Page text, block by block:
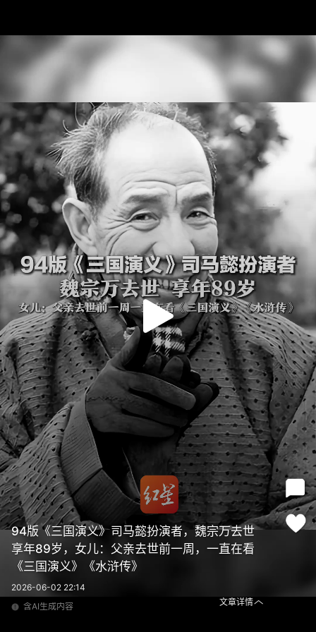
94版《三国演义》司马懿扮演者，魏宗万去世
享年89岁，女儿：父亲去世前一周，一直在看
《三国演义》《水浒传》
2026-06-02 22:14
含AI生成内容
文章详情